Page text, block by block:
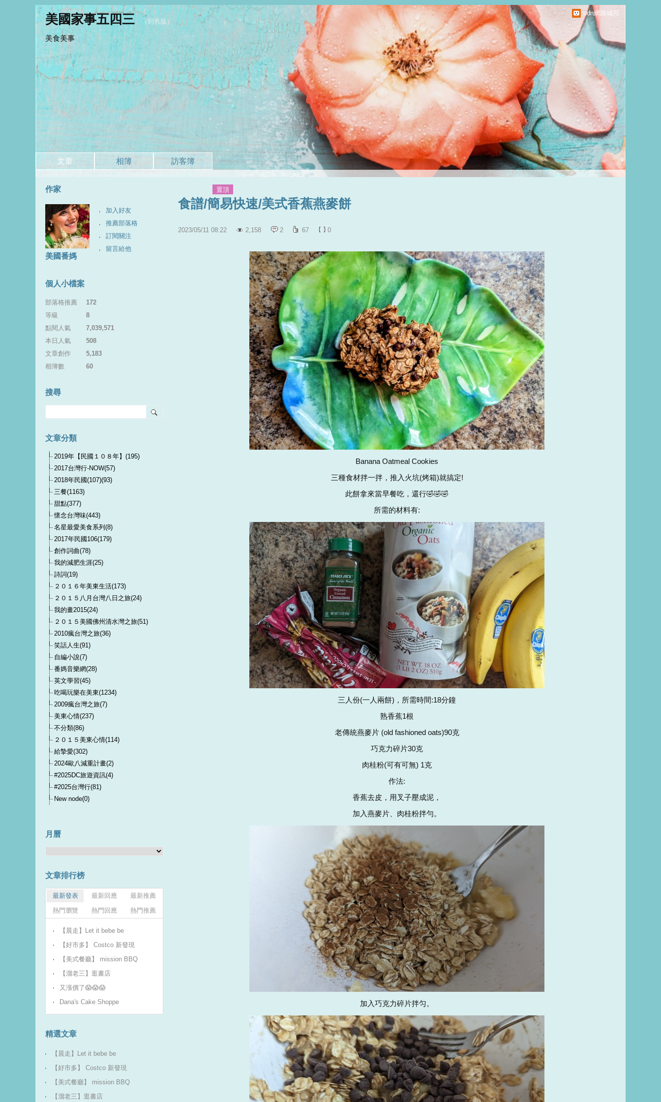
udn網路城邦
美國家事五四三 （到舊版 ）
美食美事
文章 相簿 訪客簿
置頂
食譜/簡易快速/美式香蕉燕麥餅
2023/05/11 08:22 2,158 2 67 0
Banana Oatmeal Cookies
三種食材拌一拌，推入火坑(烤箱)就搞定!
此餅拿來當早餐吃，還行🤣🤣🤣
所需的材料有:
三人份(一人兩餅)，所需時間:18分鐘
熟香蕉1根
老傳統燕麥片 (old fashioned oats)90克
巧克力碎片30克
肉桂粉(可有可無) 1克
作法:
香蕉去皮，用叉子壓成泥，
加入燕麥片、肉桂粉拌勻。
加入巧克力碎片拌匀。
作家
加入好友
推薦部落格
訂閱關注
留言給他
美國番媽
個人小檔案
部落格推薦
172
等級
8
點閱人氣
7,039,571
本日人氣
508
文章創作
5,183
相簿數
60
搜尋
文章分類
2019年【民國１０８年】(195)
2017台灣行-NOW(57)
2018年民國(107)(93)
三餐(1163)
甜點(377)
懷念台灣味(443)
名星最愛美食系列(8)
2017年民國106(179)
創作詞曲(78)
我的減肥生涯(25)
詩詞(19)
２０１６年美東生活(173)
２０１５八月台灣八日之旅(24)
我的畫2015(24)
２０１５美國佛州清水灣之旅(51)
2010瘋台灣之旅(36)
笑話人生(91)
自編小說(7)
番媽音樂網(28)
英文學習(45)
吃喝玩樂在美東(1234)
2009瘋台灣之旅(7)
美東心情(237)
不分類(86)
２０１５美東心情(114)
給摯愛(302)
2024歐八減重計畫(2)
#2025DC旅遊資訊(4)
#2025台灣行(81)
New node(0)
月曆
文章排行榜
最新發表 最新回應
最新推薦
熱門瀏覽
熱門回應 熱門推薦
【晨走】Let it bebe be
【好市多】 Costco 新發現
【美式餐廳】 mission BBQ
【溜老三】逛書店
又漲價了😱😱😱
Dana's Cake Shoppe
精選文章
【晨走】Let it bebe be
【好市多】 Costco 新發現
【美式餐廳】 mission BBQ
【溜老三】逛書店